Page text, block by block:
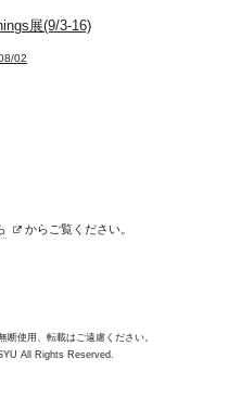
展(9/3-16)
02
からご覧ください。
使用、転載はご遠慮ください。
All Rights Reserved.